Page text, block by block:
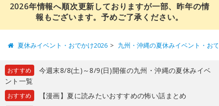
2026年情報へ順次更新しておりますが一部、昨年の情
報もございます。予めご了承ください。
夏休みイベント・おでかけ2026 九州・沖縄の夏休みイベント・お
おすすめ
今週末8/8(土)～8/9(日)開催の九州・沖縄の夏休みイベ
ント一覧
おすすめ 【漫画】夏に読みたいおすすめの怖い話まとめ